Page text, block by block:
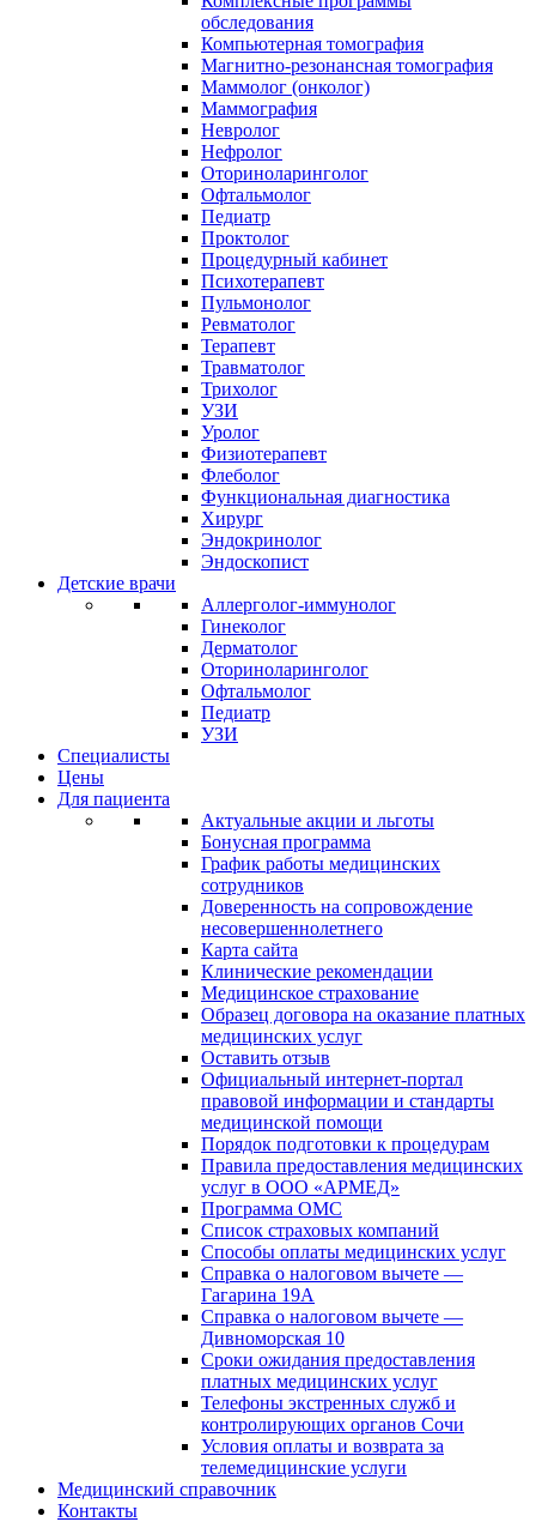
обследования
Компьютерная томография
Магнитно-резонансная томография
Маммолог (онколог)
Маммография
Невролог
Нефролог
Оториноларинголог
Офтальмолог
Педиатр
Проктолог
Процедурный кабинет
Психотерапевт
Пульмонолог
Ревматолог
Терапевт
Травматолог
Трихолог
УЗИ
Уролог
Физиотерапевт
Флеболог
Функциональная диагностика
Хирург
Эндокринолог
Эндоскопист
Детские врачи
Аллерголог-иммунолог
Гинеколог
Дерматолог
Оториноларинголог
Офтальмолог
Педиатр
УЗИ
Специалисты
Цены
Для пациента
Актуальные акции и льготы
Бонусная программа
График работы медицинских
сотрудников
Доверенность на сопровождение
несовершеннолетнего
Карта сайта
Клинические рекомендации
Медицинское страхование
Образец договора на оказание платных
медицинских услуг
Оставить отзыв
Официальный интернет-портал
правовой информации и стандарты
медицинской помощи
Порядок подготовки к процедурам
Правила предоставления медицинских
услуг в ООО «АРМЕД»
Программа ОМС
Список страховых компаний
Способы оплаты медицинских услуг
Справка о налоговом вычете —
Гагарина 19А
Справка о налоговом вычете —
Дивноморская 10
Сроки ожидания предоставления
платных медицинских услуг
Телефоны экстренных служб и
контролирующих органов Сочи
Условия оплаты и возврата за
телемедицинские услуги
Медицинский справочник
Контакты